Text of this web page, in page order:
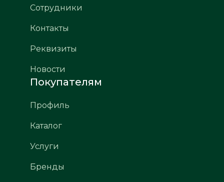
Сотрудники
Контакты
Реквизиты
Новости
Покупателям
Профиль
Каталог
Услуги
Бренды